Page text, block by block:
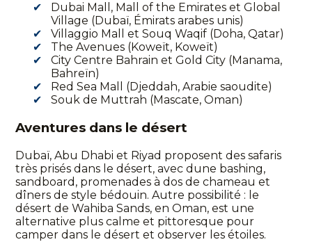
Dubai Mall, Mall of the Emirates et Global
Village (Dubaï, Émirats arabes unis)
Villaggio Mall et Souq Waqif (Doha, Qatar)
The Avenues (Koweït, Koweït)
City Centre Bahrain et Gold City (Manama,
Bahreïn)
Red Sea Mall (Djeddah, Arabie saoudite)
Souk de Muttrah (Mascate, Oman)
Aventures dans le désert
Dubaï, Abu Dhabi et Riyad proposent des safaris
très prisés dans le désert, avec dune bashing,
sandboard, promenades à dos de chameau et
dîners de style bédouin. Autre possibilité : le
désert de Wahiba Sands, en Oman, est une
alternative plus calme et pittoresque pour
camper dans le désert et observer les étoiles.